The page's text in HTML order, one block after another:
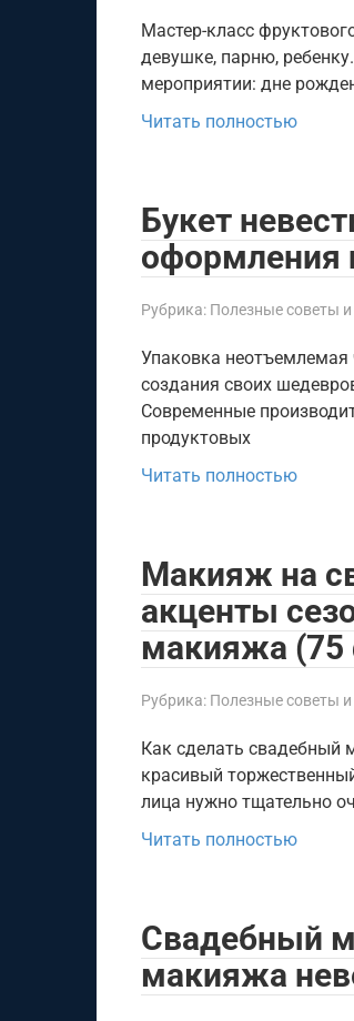
Мастер-класс
девушке, парню,
мероприятии: дне
Читать полностью
Букет
оформления
Рубрика: Полезные советы и
Упаковка
создания своих
Современные
продуктовых
Читать полностью
Макияж на
акценты
макияжа (75
Рубрика: Полезные советы и
Как сделать свадебный
красивый
лица нужно тщательно
Читать полностью
Свадебный
макияжа